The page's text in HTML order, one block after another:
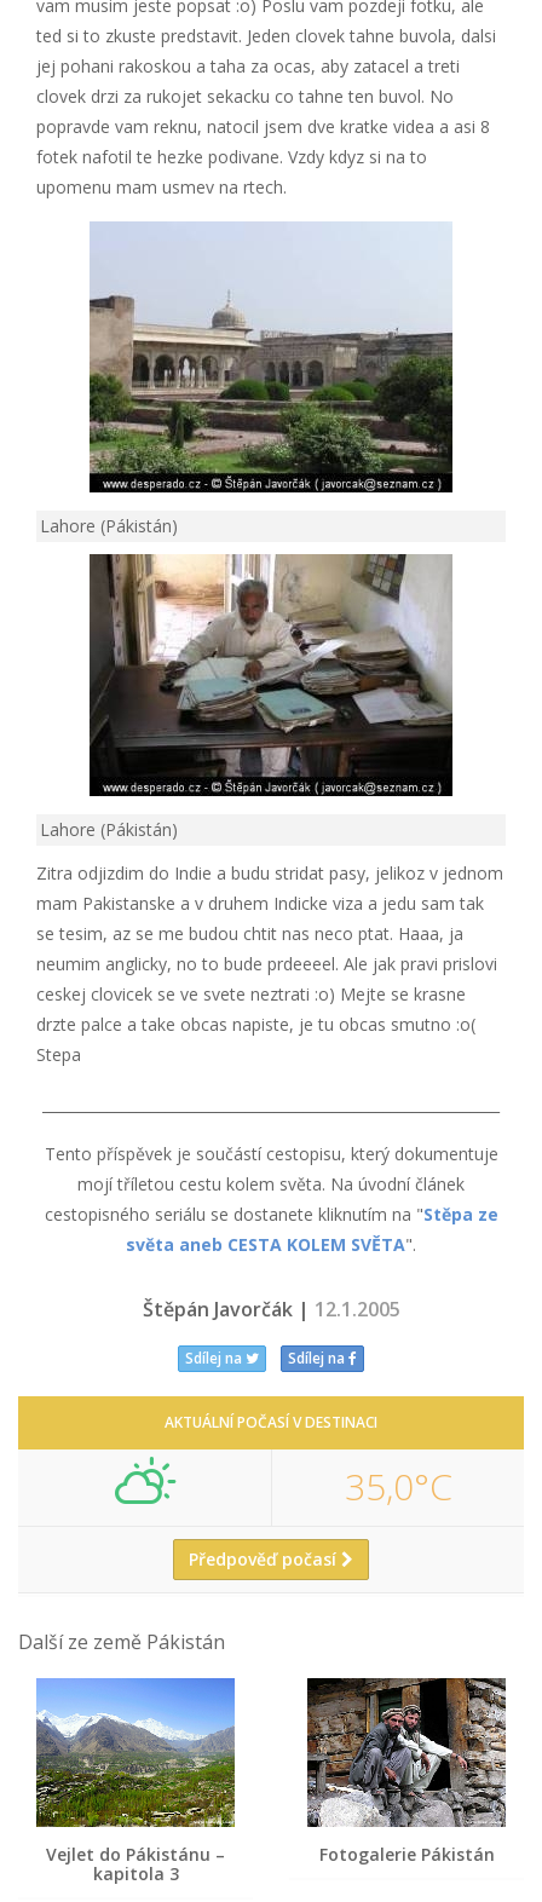
vam musim jeste popsat :o) Poslu vam pozdeji fotku, ale
ted si to zkuste predstavit. Jeden clovek tahne buvola, dalsi
jej pohani rakoskou a taha za ocas, aby zatacel a treti
clovek drzi za rukojet sekacku co tahne ten buvol. No
popravde vam reknu, natocil jsem dve kratke videa a asi 8
fotek nafotil te hezke podivane. Vzdy kdyz si na to
upomenu mam usmev na rtech.
Lahore (Pákistán)
Lahore (Pákistán)
Zitra odjizdim do Indie a budu stridat pasy, jelikoz v jednom
mam Pakistanske a v druhem Indicke viza a jedu sam tak
se tesim, az se me budou chtit nas neco ptat. Haaa, ja
neumim anglicky, no to bude prdeeeel. Ale jak pravi prislovi
ceskej clovicek se ve svete neztrati :o) Mejte se krasne
drzte palce a take obcas napiste, je tu obcas smutno :o(
Stepa
Tento příspěvek je součástí cestopisu, který dokumentuje
mojí tříletou cestu kolem světa. Na úvodní článek
cestopisného seriálu se dostanete kliknutím na "Stěpa ze
světa aneb CESTA KOLEM SVĚTA".
Štěpán Javorčák | 12.1.2005
Sdílej na Sdílej na
AKTUÁLNÍ POČASÍ V DESTINACI
35,0°C
Předpověď počasí
Další ze země Pákistán
Vejlet do Pákistánu –
kapitola 3
Fotogalerie Pákistán